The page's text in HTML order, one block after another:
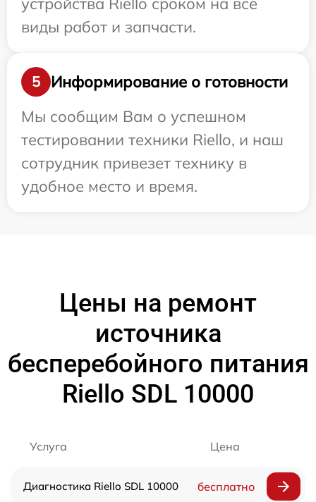
виды работ и запчасти.
5
Информирование о готовности
Мы сообщим Вам о успешном
тестировании техники Riello, и наш
сотрудник привезет технику в
удобное место и время.
Цены на ремонт
источника
бесперебойного питания
Riello SDL 10000
Услуга Цена
Диагностика Riello SDL 10000 бесплатно